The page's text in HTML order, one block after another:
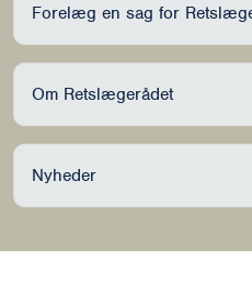
Forelæg en sag for
Om Retslægerådet
Nyheder